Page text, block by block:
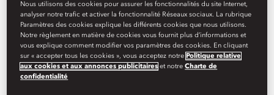
Réserver une table
Lieu de rencontre décontracté, Le Saint-Germain fait écho au
passé dans une atmosphère résolument contemporaine. Ce
panthéon coloré et convivial vous accueille toute la journée
Nous utilisons des cookies pour assurer les fonctionnalités du site Internet,
analyser notre trafic et activer la fonctionnalité Réseaux sociaux. La rubrique
Paramètres des cookies explique les différents cookies que nous utilisons.
Notre règlement en matière de cookies vous fournit plus d’informations et
vous explique comment modifier vos paramètres des cookies. En cliquant
sur « accepter tous les cookies », vous acceptez notre Politique relative
aux cookies et aux annonces publicitaires et notreCharte de
confidentialité